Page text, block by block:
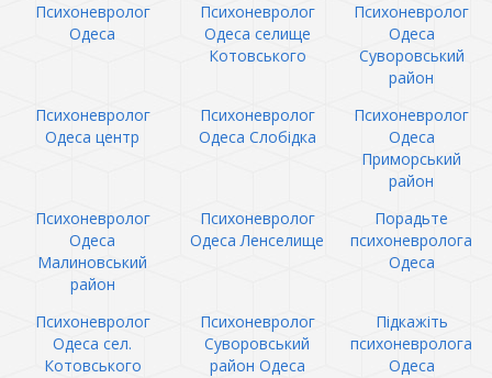
Психоневролог
Одеса
Психоневролог
Одеса селище
Котовського
Психоневролог
Одеса
Суворовський
район
Психоневролог
Одеса центр
Психоневролог
Одеса Слобідка
Психоневролог
Одеса
Приморський
район
Психоневролог
Одеса
Малиновський
район
Психоневролог
Одеса Ленселище
Порадьте
психоневролога
Одеса
Психоневролог
Одеса сел.
Котовського
Психоневролог
Суворовський
район Одеса
Підкажіть
психоневролога
Одеса